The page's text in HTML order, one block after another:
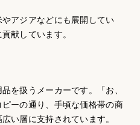
アジアなどにも展開してい
献しています。
を扱うメーカーです。「お、
ーの通り、手頃な価格帯の商
い層に支持されています。